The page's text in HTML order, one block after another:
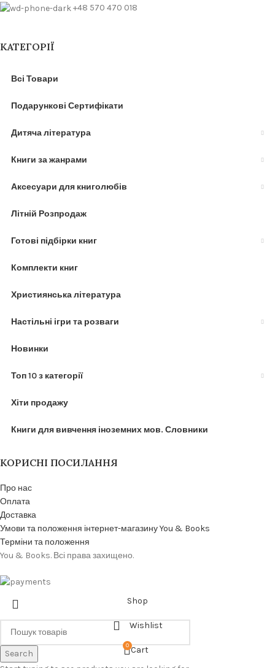
+48 570 470 018
КАТЕГОРІЇ
Всі Товари
Подарункові Сертифікати
Дитяча література
Книги за жанрами
Аксесуари для книголюбів
Літній Розпродаж
Готові підбірки книг
Комплекти книг
Християнська література
Настільні ігри та розваги
Новинки
Топ 10 з категорії
Хіти продажу
Книги для вивчення іноземних мов. Словники
КОРИСНІ ПОСИЛАННЯ
Про нас
Оплата
Доставка
Умови та положення інтернет-магазину You & Books
Терміни та положення
You & Books. Всі права захищено.
Search
Shop
Wishlist
0 Cart